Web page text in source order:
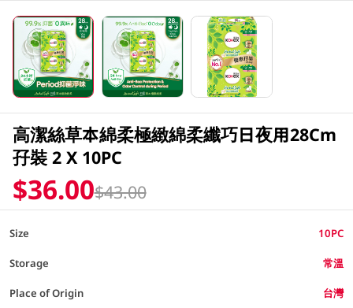
高潔絲草本綿柔極緻綿柔纖巧日夜用28Cm
孖裝 2 X 10PC
$36.00$43.00
Size 10PC
Storage 常溫
Place of Origin 台灣